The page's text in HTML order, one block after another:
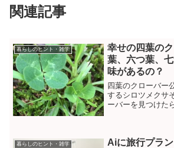
関連記事
暮らしのヒント・雑学
幸せの四葉の
葉、六つ葉、
味があるの？
四葉のクローバー
するシロツメクサ
ーバーを見つけた
が高く、古くから
暮らしのヒント・雑学
Aiに旅行プラ